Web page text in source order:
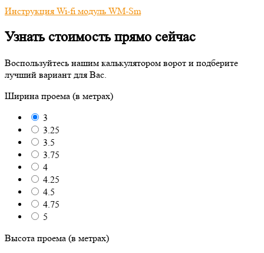
Инструкция Wi-fi модуль WM-Sm
Узнать стоимость прямо сейчас
Воспользуйтесь нашим калькулятором ворот и подберите
лучший вариант для Вас.
Ширина проема (в метрах)
3
3.25
3.5
3.75
4
4.25
4.5
4.75
5
Высота проема (в метрах)